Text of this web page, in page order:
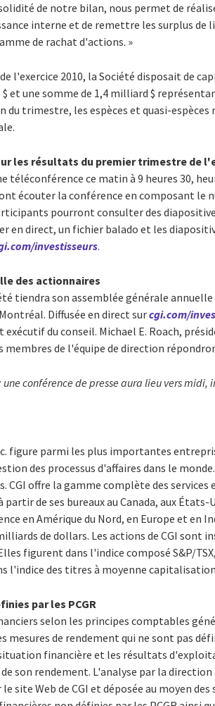
de notre bilan, nous permet de
interne et de remettre les surplus de
de rachat d'actions. »
l'exercice 2010, la Société disposait de
$ et une somme de 1,4 milliard $
du trimestre, les espèces et quasi-
les résultats du premier trimestre de
téléconférence ce matin à 9 heures 30,
écouter la conférence en composant le
pourront consulter des
en direct, un fichier balado et les
investisseurs.
des actionnaires
tiendra son assemblée générale
Diffusée en direct surcgi.com/
du conseil. Michael E. Roach,
membres de l'équipe de direction
conférence de presse aura lieu vers
figure parmi les plus importantes
des processus d'affaires dans le
CGI offre la gamme complète des services
de ses bureaux au Canada, aux
en Amérique du Nord, en Europe et en
de dollars. Les actions de CGI sont
figurent dans l'indice composé S&P/
l'indice des titres à moyenne capitalisation
par les PCGR
selon les principes comptables
mesures de rendement qui ne sont pas
financière et les résultats
son rendement. L'analyse par la
Web de CGI et déposée au moyen des